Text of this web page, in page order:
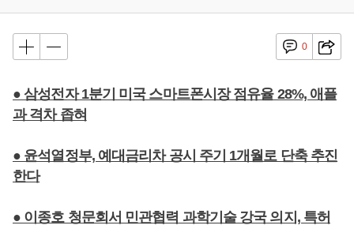
0
● 삼성전자 1분기 미국 스마트폰시장 점유율 28%, 애플
과 격차 좁혀
● 윤석열정부, 예대금리차 공시 주기 1개월로 단축 추진
한다
● 이종호 청문회서 민관협력 과학기술 강국 의지, 특허